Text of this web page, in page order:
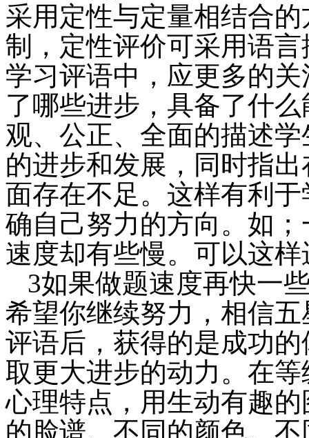
采用定性与定量相结合
制，定性评价可采用语
学习评语中，应更多的
了哪些进步，具备了什
观、公正、全面的描述
的进步和发展，同时指
面存在不足。这样有利
确自己努力的方向。如
速度却有些慢。可以这
3如果做题速度再快一
希望你继续努力，相信
评语后，获得的是成功
取更大进步的动力。在
心理特点，用生动有趣
的脸谱、不同的颜色、